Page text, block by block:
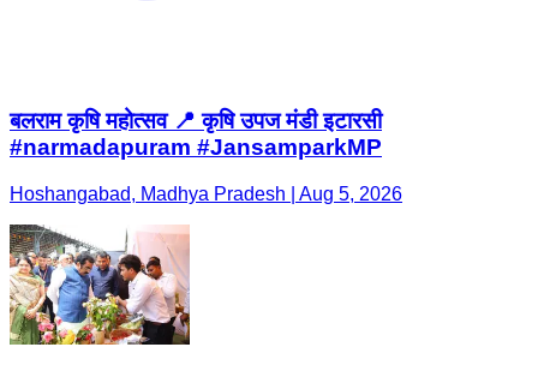
बलराम कृषि महोत्सव 📍 कृषि उपज मंडी इटारसी
#narmadapuram #JansamparkMP
Hoshangabad, Madhya Pradesh | Aug 5, 2026